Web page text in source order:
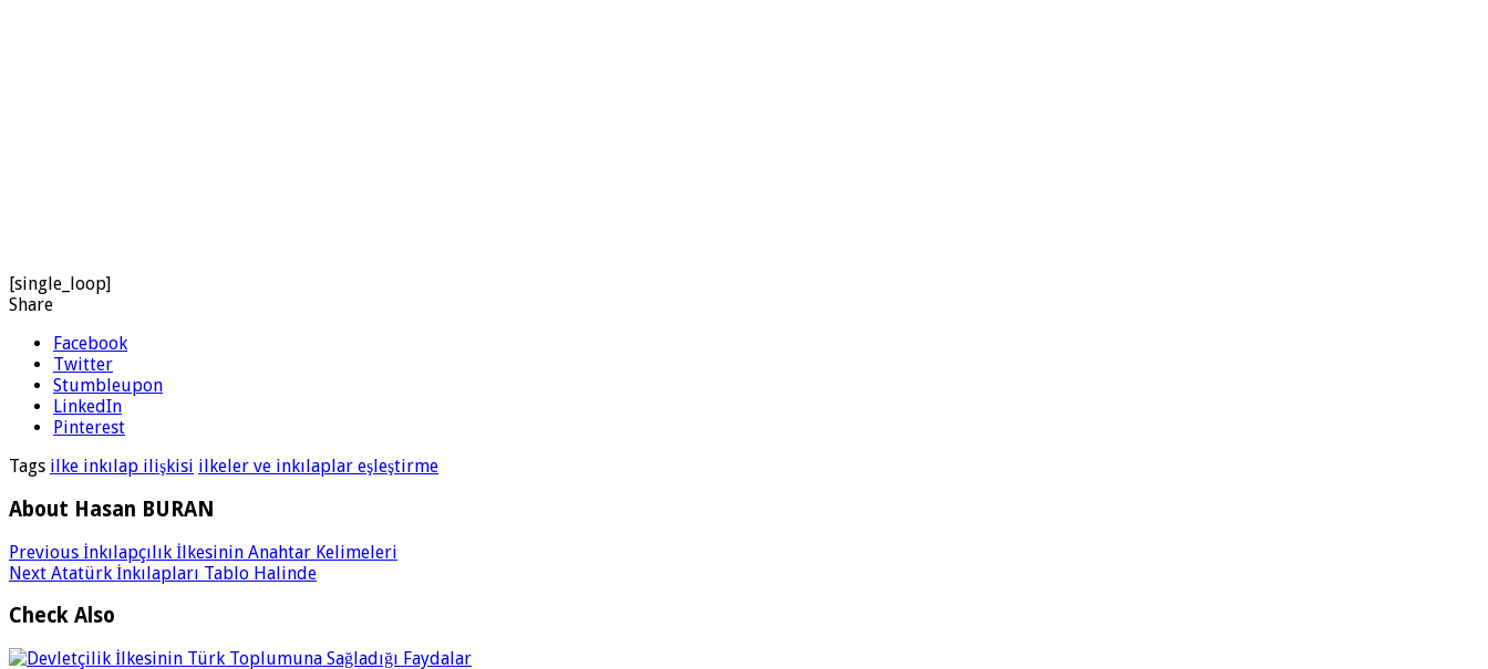
[single_loop]
Share
Facebook
Twitter
Stumbleupon
LinkedIn
Pinterest
Tags ilke inkılap ilişkisi ilkeler ve inkılaplar eşleştirme
About Hasan BURAN
Previous İnkılapçılık İlkesinin Anahtar Kelimeleri
Next Atatürk İnkılapları Tablo Halinde
Check Also